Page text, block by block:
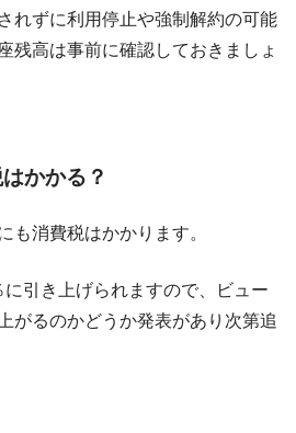
れずに利用停止や強制解約の可能
残高は事前に確認しておきましょ
かかる？
も消費税はかかります。
引き上げられますので、ビュー
がるのかどうか発表があり次第追